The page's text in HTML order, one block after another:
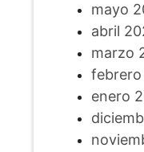
mayo
abril
marzo
febrero
enero